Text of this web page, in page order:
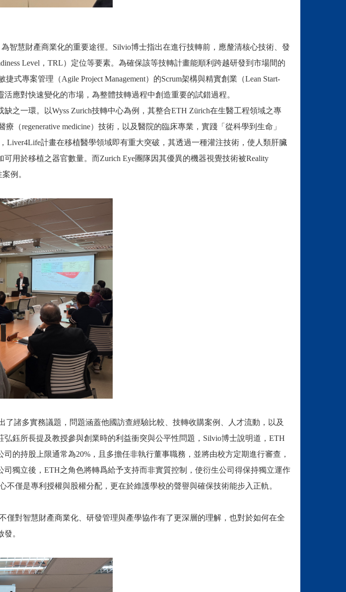
智慧財產商業化的重要途徑。Silvio博士指出在進行技轉前，應釐清核心技術、發
Level，TRL）定位等要素。為確保該等技轉計畫能順利跨越研發到市場間的
捷式專案管理（Agile Project Management）的Scrum架構與精實創業（Lean Start-
應對快速變化的市場，為整體技轉過程中創造重要的試錯過程。
之一環。以Wyss Zurich技轉中心為例，其整合ETH Zürich在生醫工程領域之專
（regenerative medicine）技術，以及醫院的臨床專業，實踐「從科學到生命」
，Liver4Life計畫在移植醫學領域即有重大突破，其透過一種灌注技術，使人類肝臟
用於移植之器官數量。而Zurich Eye團隊因其優異的機器視覺技術被Reality
例。
諸多實務議題，問題涵蓋他國訪查經驗比較、技轉收購案例、人才流動，以及
鈺所長提及教授參與創業時的利益衝突與公平性問題，Silvio博士說明道，ETH
的持股上限通常為20%，且多擔任非執行董事職務，並將由校方定期進行審查，
司獨立後，ETH之角色將轉爲給予支持而非實質控制，使衍生公司得保持獨立運作
不僅是專利授權與股權分配，更在於維護學校的聲譽與確保技術能步入正軌。
僅對智慧財產商業化、研發管理與產學協作有了更深層的理解，也對於如何在全
。